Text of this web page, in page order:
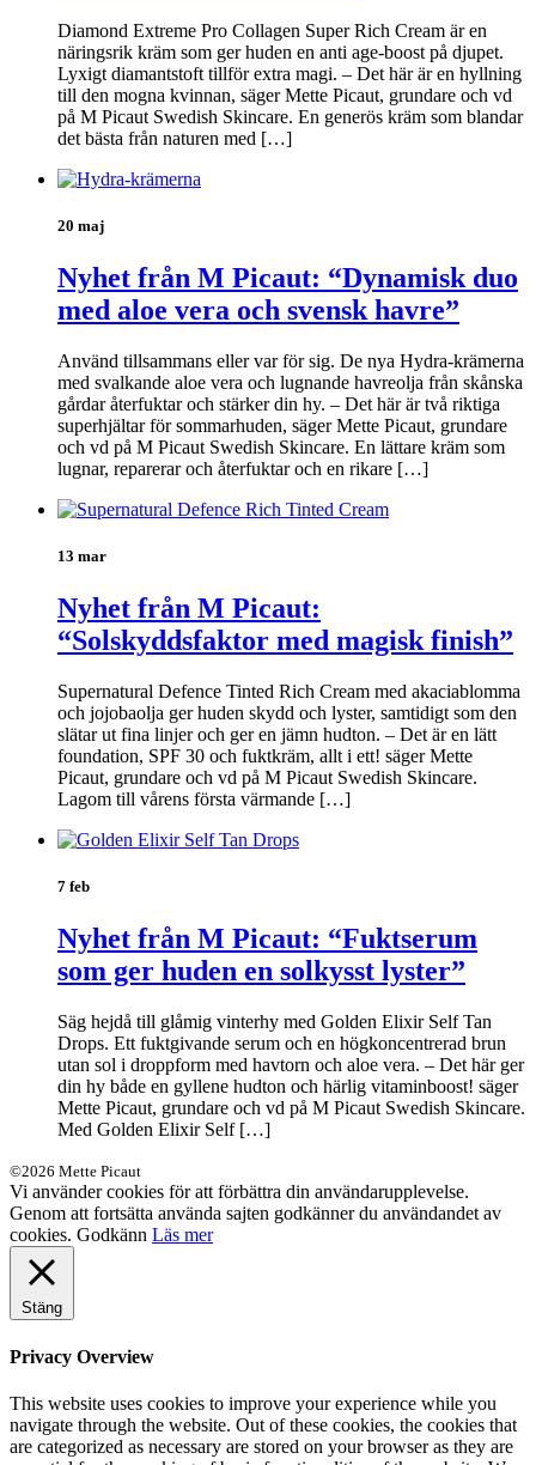
Diamond Extreme Pro Collagen Super Rich Cream är en
näringsrik kräm som ger huden en anti age-boost på djupet.
Lyxigt diamantstoft tillför extra magi. – Det här är en hyllning
till den mogna kvinnan, säger Mette Picaut, grundare och vd
på M Picaut Swedish Skincare. En generös kräm som blandar
det bästa från naturen med […]
20 maj
Nyhet från M Picaut: “Dynamisk duo
med aloe vera och svensk havre”
Använd tillsammans eller var för sig. De nya Hydra-krämerna
med svalkande aloe vera och lugnande havreolja från skånska
gårdar återfuktar och stärker din hy. – Det här är två riktiga
superhjältar för sommarhuden, säger Mette Picaut, grundare
och vd på M Picaut Swedish Skincare. En lättare kräm som
lugnar, reparerar och återfuktar och en rikare […]
13 mar
Nyhet från M Picaut:
“Solskyddsfaktor med magisk finish”
Supernatural Defence Tinted Rich Cream med akaciablomma
och jojobaolja ger huden skydd och lyster, samtidigt som den
slätar ut fina linjer och ger en jämn hudton. – Det är en lätt
foundation, SPF 30 och fuktkräm, allt i ett! säger Mette
Picaut, grundare och vd på M Picaut Swedish Skincare.
Lagom till vårens första värmande […]
7 feb
Nyhet från M Picaut: “Fuktserum
som ger huden en solkysst lyster”
Säg hejdå till glåmig vinterhy med Golden Elixir Self Tan
Drops. Ett fuktgivande serum och en högkoncentrerad brun
utan sol i droppform med havtorn och aloe vera. – Det här ger
din hy både en gyllene hudton och härlig vitaminboost! säger
Mette Picaut, grundare och vd på M Picaut Swedish Skincare.
Med Golden Elixir Self […]
©2026 Mette Picaut
Vi använder cookies för att förbättra din användarupplevelse.
Genom att fortsätta använda sajten godkänner du användandet av
cookies. Godkänn Läs mer
Stäng
Privacy Overview
This website uses cookies to improve your experience while you
navigate through the website. Out of these cookies, the cookies that
are categorized as necessary are stored on your browser as they are